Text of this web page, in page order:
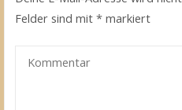
Felder sind mit* markiert